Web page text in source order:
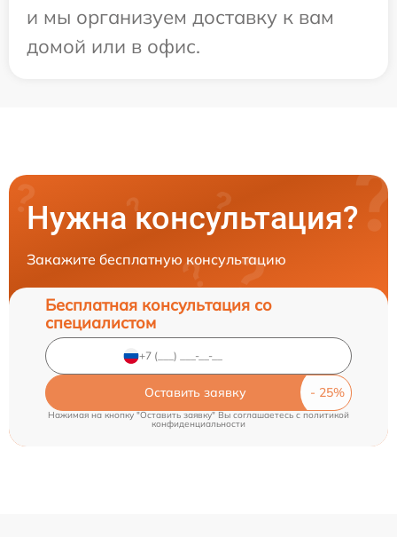
и мы организуем доставку к вам
домой или в офис.
Нужна консультация?
Закажите бесплатную консультацию
Бесплатная консультация со
специалистом
Оставить заявку
Нажимая на кнопку "Оставить заявку" Вы соглашаетесь cполитикой
конфиденциальности